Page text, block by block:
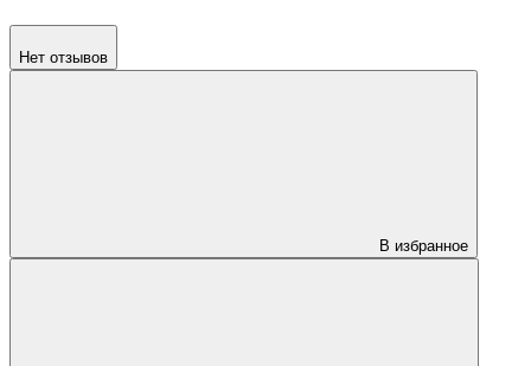
Нет отзывов
В избранное